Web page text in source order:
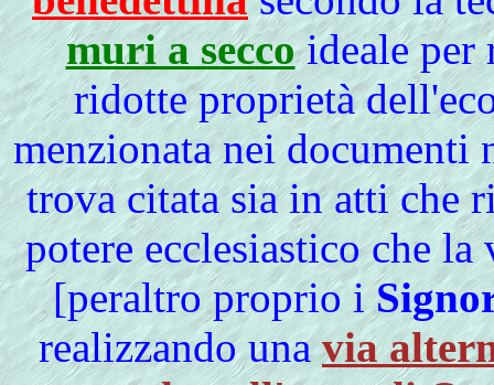
muri a seccoideale per
ridotte proprietà
menzionata nei
trova citata sia in atti che
potere ecclesiastico che
[peraltro proprio i
realizzando unavia